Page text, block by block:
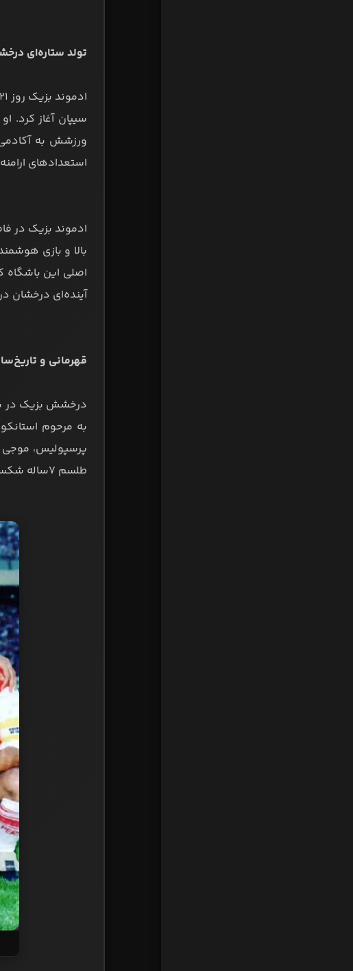
تولد ستاره‌ای
ورزشش به آکادمی
استعدادهای
آینده‌ای درخشان
قهرمانی و
به مرحوم
طلسم ۷ساله شکست‌ناپذیری استقلال را شکست و جایگاهش را در قلب هواداران پرسپولیس تثبیت کرد.